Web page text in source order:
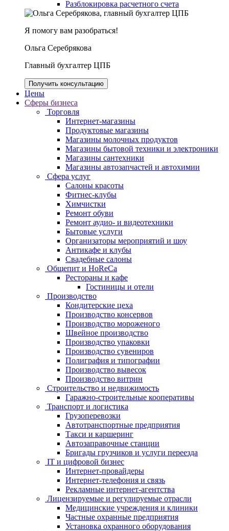
Разблокировка расчетного счета
Я помогу вам разобраться!
Ольга Серебрякова
Главный бухгалтер ЦПБ
Получить консультацию
Цены
Сферы бизнеса
Торговля
Интернет-магазины
Продуктовые магазины
Магазины молочных продуктов
Магазины бытовой техники и электроники
Магазины сантехники
Магазины автозапчастей и автохимии
Сфера услуг
Салоны красоты
Фитнес-клубы
Химчистки
Ремонт обуви
Ремонт аудио- и видеотехники
Бытовые услуги
Организаторы мероприятий и шоу
Антикафе и клубы
Свадебные салоны
Общепит и HoReCa
Рестораны и кафе
Гостиницы и отели
Производство
Кондитерские цеха
Производство консервов
Производство мороженого
Швейное производство
Производство упаковки
Производство сувениров
Полиграфия и типографии
Производство вывесок
Производство витрин
Строительство и недвижимость
Гаражно-строительные кооперативы
Транспорт и логистика
Грузоперевозки
Автотранспортные предприятия
Такси и каршеринг
Автозаправочные станции
Бригады грузчиков и услуги переезда
IT и цифровой бизнес
Интернет-провайдеры
Интернет-телефония и связь
Рекламные интернет-агентства
Лицензируемые и регулируемые отрасли
Медицинские учреждения и клиники
Частные охранные предприятия
Установка охранного оборудования